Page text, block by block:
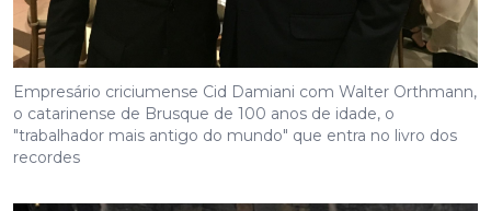
Empresário criciumense Cid Damiani com Walter Orthmann,
o catarinense de Brusque de 100 anos de idade, o
"trabalhador mais antigo do mundo" que entra no livro dos
recordes